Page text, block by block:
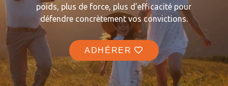
poids, plus de force, plus d’efficacité pour
défendre concrètement vos convictions.
ADHÉRER